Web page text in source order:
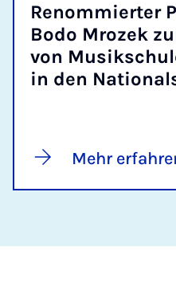
Re­nom­mier­ter
Bo­do Mro­zek
von
in den
Mehr